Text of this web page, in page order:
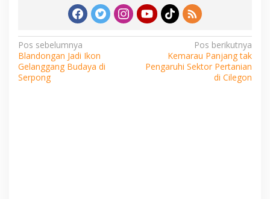
Navigasi
pos
Pos sebelumnya
Blandongan Jadi Ikon
Gelanggang Budaya di
Serpong
Pos berikutnya
Kemarau Panjang tak
Pengaruhi Sektor Pertanian
di Cilegon